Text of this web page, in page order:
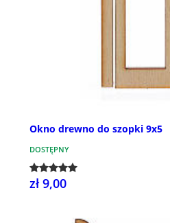
Okno drewno do szopki 9x5
DOSTĘPNY
zł 9,00